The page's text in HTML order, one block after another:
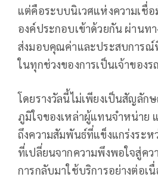
แต่คือระบบนิเวศแห่งความเชื่
องค์ประกอบเข้าด้วยกัน ผ่านท
ส่งมอบคุณค่าและประสบการ
ในทุกช่วงของการเป็นเจ้าของ
โดยรางวัลนี้ไม่เพียงเป็นสัญลั
ภูมิใจของเหล่าผู้แทนจำหน่าย
ถึงความสัมพันธ์ที่แข็งแกร่งระห
ที่เปลี่ยนจากความพึงพอใจสู่คว
การกลับมาใช้บริการอย่างต่อเ